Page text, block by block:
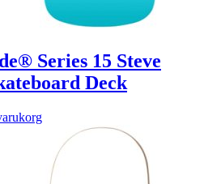
Series 15 Steve
Deck